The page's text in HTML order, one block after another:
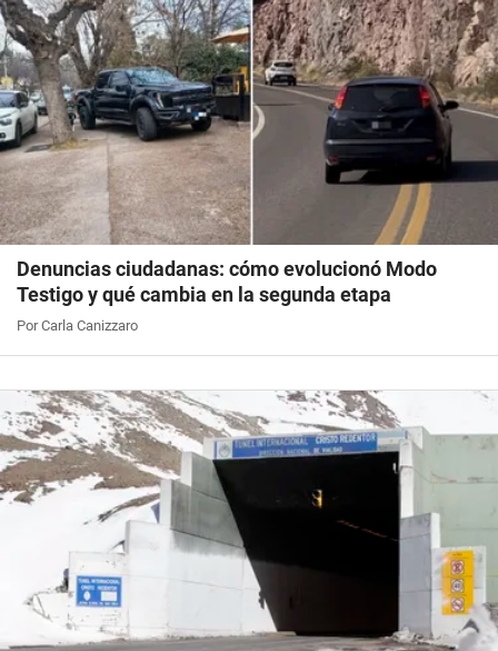
Denuncias ciudadanas: cómo evolucionó Modo
Testigo y qué cambia en la segunda etapa
Por Carla Canizzaro